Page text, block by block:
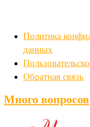
Политика
данных
Обратная связь
Много вопросов